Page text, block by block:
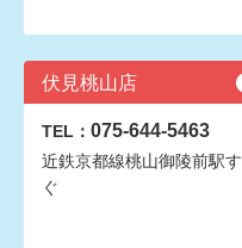
伏見桃山店
TEL： 075-644-5463
近鉄京都線桃山御陵前駅す
ぐ